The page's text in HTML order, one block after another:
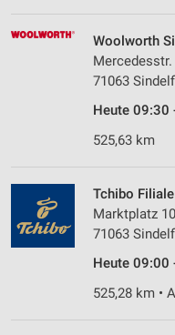
Woolworth
Mercedesstr.
71063
Heute 09:30
525,63 km
Tchibo
Marktplatz 10
71063
Heute 09:00
525,28 km •